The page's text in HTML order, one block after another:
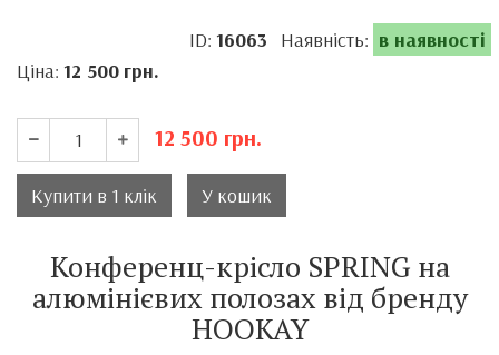
ID: 16063 Наявність: в наявності
Ціна: 12 500 грн.
12 500 грн.
Купити в 1 клік У кошик
Конференц-крісло SPRING на
алюмінієвих полозах від бренду
HOOKAY